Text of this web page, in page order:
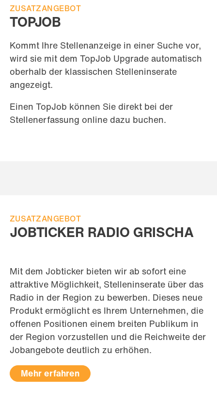
ZUSATZANGEBOT
TOPJOB
Kommt Ihre Stellenanzeige in einer Suche vor,
wird sie mit dem TopJob Upgrade automatisch
oberhalb der klassischen Stelleninserate
angezeigt.
Einen TopJob können Sie direkt bei der
Stellenerfassung online dazu buchen.
ZUSATZANGEBOT
JOBTICKER RADIO GRISCHA
Mit dem Jobticker bieten wir ab sofort eine
attraktive Möglichkeit, Stelleninserate über das
Radio in der Region zu bewerben. Dieses neue
Produkt ermöglicht es Ihrem Unternehmen, die
offenen Positionen einem breiten Publikum in
der Region vorzustellen und die Reichweite der
Jobangebote deutlich zu erhöhen.
Mehr erfahren